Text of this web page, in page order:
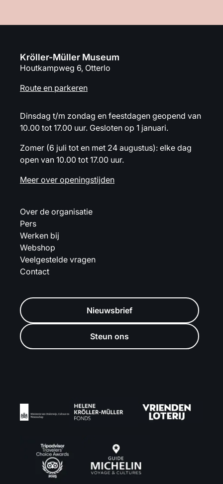
Kröller-Müller Museum
Houtkampweg 6, Otterlo
Route en parkeren
Dinsdag t/m zondag en feestdagen geopend van
10.00 tot 17.00 uur. Gesloten op 1 januari.
Zomer (6 juli tot en met 24 augustus): elke dag
open van 10.00 tot 17.00 uur.
Meer over openingstijden
Over de organisatie
Pers
Werken bij
Webshop
Veelgestelde vragen
Contact
Nieuwsbrief
Steun ons